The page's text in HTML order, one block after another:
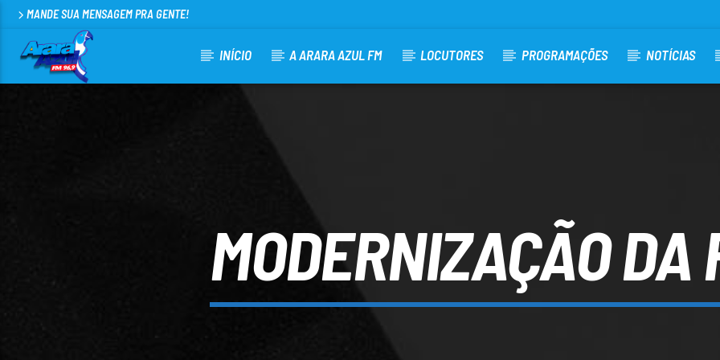
MANDE SUA MENSAGEM PRA GENTE!
INÍCIO A ARARA AZUL FM LOCUTORES PROGRAMAÇÕES NOTÍCIAS
MODERNIZAÇÃO DA